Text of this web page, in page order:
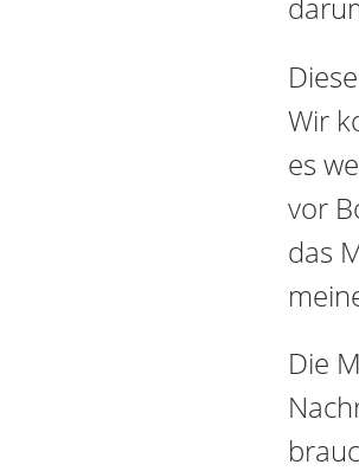
Wir
es
vor
das
Die